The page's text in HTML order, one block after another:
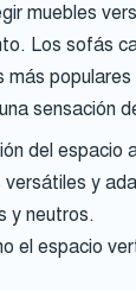
muebles
Los sofás
más
sensación
del espacio
versátiles y
y neutros.
el espacio